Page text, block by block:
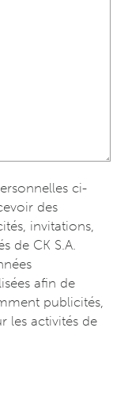
ci-
des
invitations,
de CK S.A.
afin de
publicités,
les activités de